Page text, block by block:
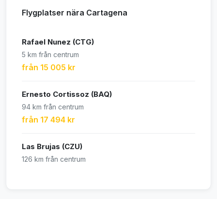
Flygplatser nära Cartagena
Rafael Nunez (CTG)
5 km från centrum
från 15 005 kr
Ernesto Cortissoz (BAQ)
94 km från centrum
från 17 494 kr
Las Brujas (CZU)
126 km från centrum